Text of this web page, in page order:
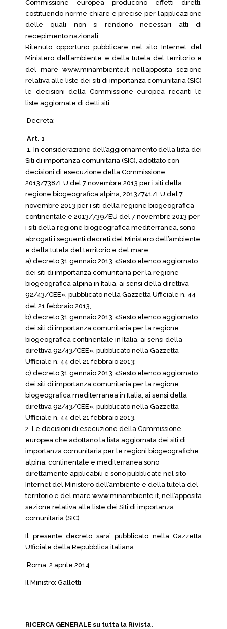
Commissione europea producono effetti diretti,
costituendo norme chiare e precise per l’applicazione
delle quali non si rendono necessari atti di
recepimento nazionali;
Ritenuto opportuno pubblicare nel sito Internet del
Ministero dell’ambiente e della tutela del territorio e
del mare www.minambiente.it nell’apposita sezione
relativa alle liste dei siti di importanza comunitaria (SIC)
le decisioni della Commissione europea recanti le
liste aggiornate di detti siti;
Decreta:
Art. 1
1. In considerazione dell’aggiornamento della lista dei
Siti di importanza comunitaria (SIC), adottato con
decisioni di esecuzione della Commissione
2013/738/EU del 7 novembre 2013 per i siti della
regione biogeografica alpina, 2013/741/EU del 7
novembre 2013 per i siti della regione biogeografica
continentale e 2013/739/EU del 7 novembre 2013 per
i siti della regione biogeografica mediterranea, sono
abrogati i seguenti decreti del Ministero dell’ambiente
e della tutela del territorio e del mare:
a) decreto 31 gennaio 2013 «Sesto elenco aggiornato
dei siti di importanza comunitaria per la regione
biogeografica alpina in Italia, ai sensi della direttiva
92/43/CEE», pubblicato nella Gazzetta Ufficiale n. 44
del 21 febbraio 2013;
b) decreto 31 gennaio 2013 «Sesto elenco aggiornato
dei siti di importanza comunitaria per la regione
biogeografica continentale in Italia, ai sensi della
direttiva 92/43/CEE», pubblicato nella Gazzetta
Ufficiale n. 44 del 21 febbraio 2013;
c) decreto 31 gennaio 2013 «Sesto elenco aggiornato
dei siti di importanza comunitaria per la regione
biogeografica mediterranea in Italia, ai sensi della
direttiva 92/43/CEE», pubblicato nella Gazzetta
Ufficiale n. 44 del 21 febbraio 2013.
2. Le decisioni di esecuzione della Commissione
europea che adottano la lista aggiornata dei siti di
importanza comunitaria per le regioni biogeografiche
alpina, continentale e mediterranea sono
direttamente applicabili e sono pubblicate nel sito
Internet del Ministero dell’ambiente e della tutela del
territorio e del mare www.minambiente.it, nell’apposita
sezione relativa alle liste dei Siti di importanza
comunitaria (SIC).
Il presente decreto sara’ pubblicato nella Gazzetta
Ufficiale della Repubblica italiana.
Roma, 2 aprile 2014
Il Ministro: Galletti
RICERCA GENERALE su tutta la Rivista.